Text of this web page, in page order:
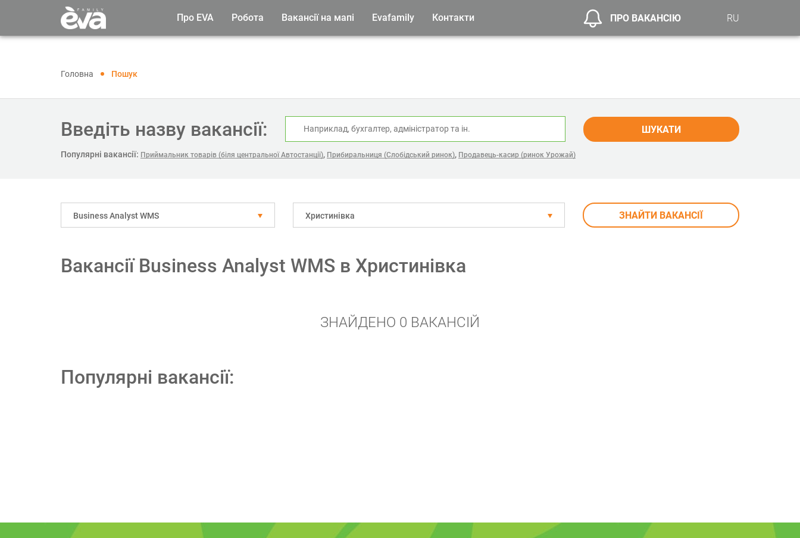
Про EVA Робота Вакансії на мапі Evafamily Контакти ПРО ВАКАНСІЮ RU
Головна Пошук
Введіть назву вакансії: ШУКАТИ
Популярні вакансії: Приймальник товарів (біля центральної Автостанції), Прибиральниця (Слобідський ринок), Продавець-касир (ринок Урожай)
Business Analyst WMS Христинівка ЗНАЙТИ ВАКАНСІЇ
Вакансії Business Analyst WMS в Христинівка
ЗНАЙДЕНО 0 ВАКАНСІЙ
Популярні вакансії: